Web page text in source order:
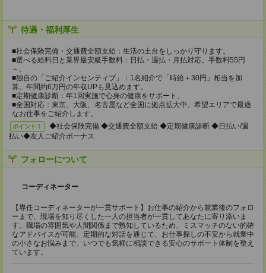
待遇・福利厚生
■社会保険完備・交通費全額支給：生活の土台をしっかり守ります。
■選べる給料日と業界最安級手数料：日払・週払・月払対応。手数料55円
～。
■独自の「ご紹介インセンティブ」：1名紹介で「時給＋30円」相当を加
算。年間約6万円の年収UPも見込めます。
■定期健康診断：年1回実施で心身の健康をサポート。
■全国対応：東京、大阪、名古屋など全国に拠点拡大中。希望エリアで最適
なお仕事をご紹介します。
ポイント！
◆社会保険完備 ◆交通費全額支給 ◆定期健康診断 ◆日払い/週
払い◆友人ご紹介ボーナス
フォローについて
コーディネーター
【専任コーディネーターが一貫サポート】お仕事の紹介から就業後のフォロ
ーまで、現場を知り尽くした一人の担当者が一貫してあなたに寄り添いま
す。職場の雰囲気や人間関係まで熟知しているため、ミスマッチのない的確
なアドバイスが可能。定期的な対話を通じて、お仕事探しの不安から就業中
の小さなお悩みまで、いつでも気軽に相談できる安心のサポート体制を整え
ています。